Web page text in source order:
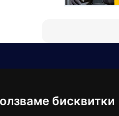
бисквитки
balgarkanews@gmail.com